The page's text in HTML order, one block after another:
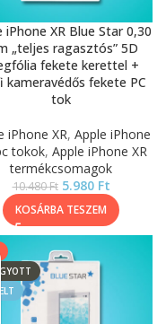
iPhone XR Blue Star 0,30
„teljes ragasztós” 5D
fekete kerettel +
kameravédős fekete PC
tok
iPhone XR, Apple iPhone
tokok, Apple iPhone XR
termékcsomagok
10.480Ft 5.980 Ft
KOSÁRBA TESZEM